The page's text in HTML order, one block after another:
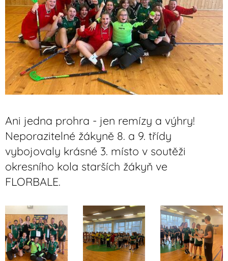
Ani jedna prohra - jen remízy a výhry!
Neporazitelné žákyně 8. a 9. třídy
vybojovaly krásné 3. místo v soutěži
okresního kola starších žákyň ve
FLORBALE.